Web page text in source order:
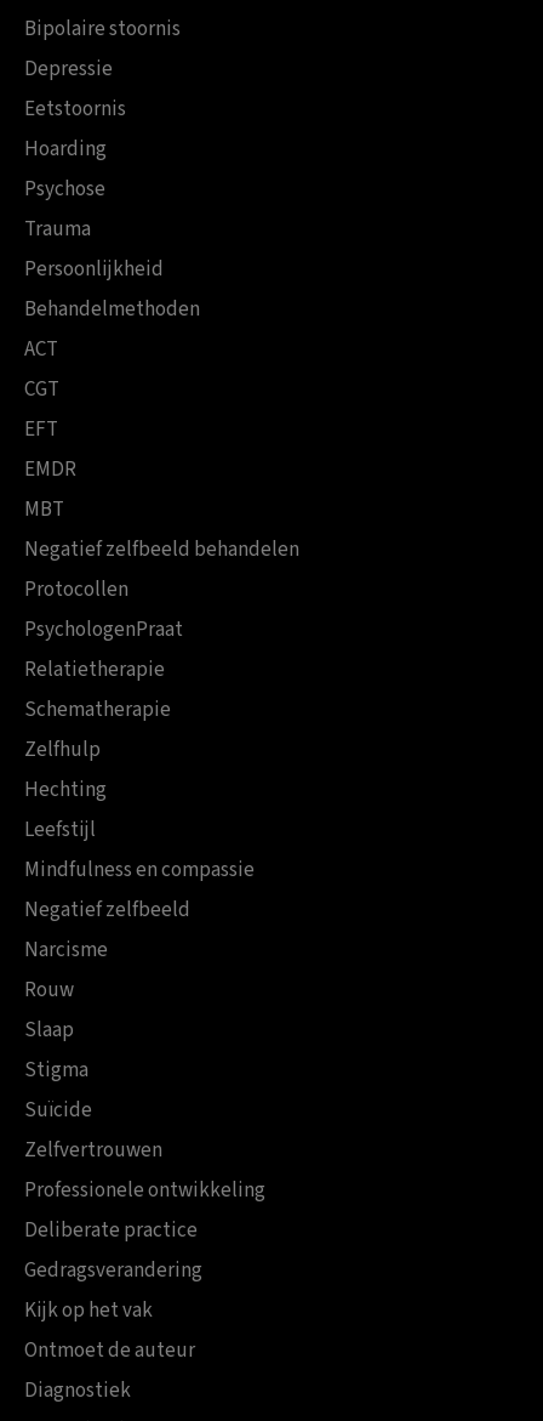
Bipolaire stoornis
Depressie
Eetstoornis
Hoarding
Psychose
Trauma
Persoonlijkheid
Behandelmethoden
ACT
CGT
EFT
EMDR
MBT
Negatief zelfbeeld behandelen
Protocollen
PsychologenPraat
Relatietherapie
Schematherapie
Zelfhulp
Hechting
Leefstijl
Mindfulness en compassie
Negatief zelfbeeld
Narcisme
Rouw
Slaap
Stigma
Suïcide
Zelfvertrouwen
Professionele ontwikkeling
Deliberate practice
Gedragsverandering
Kijk op het vak
Ontmoet de auteur
Diagnostiek